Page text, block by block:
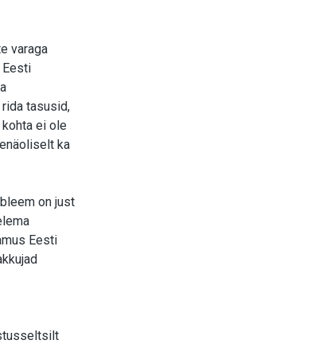
varaga
Eesti
tasusid,
ei ole
ka
on just
Eesti